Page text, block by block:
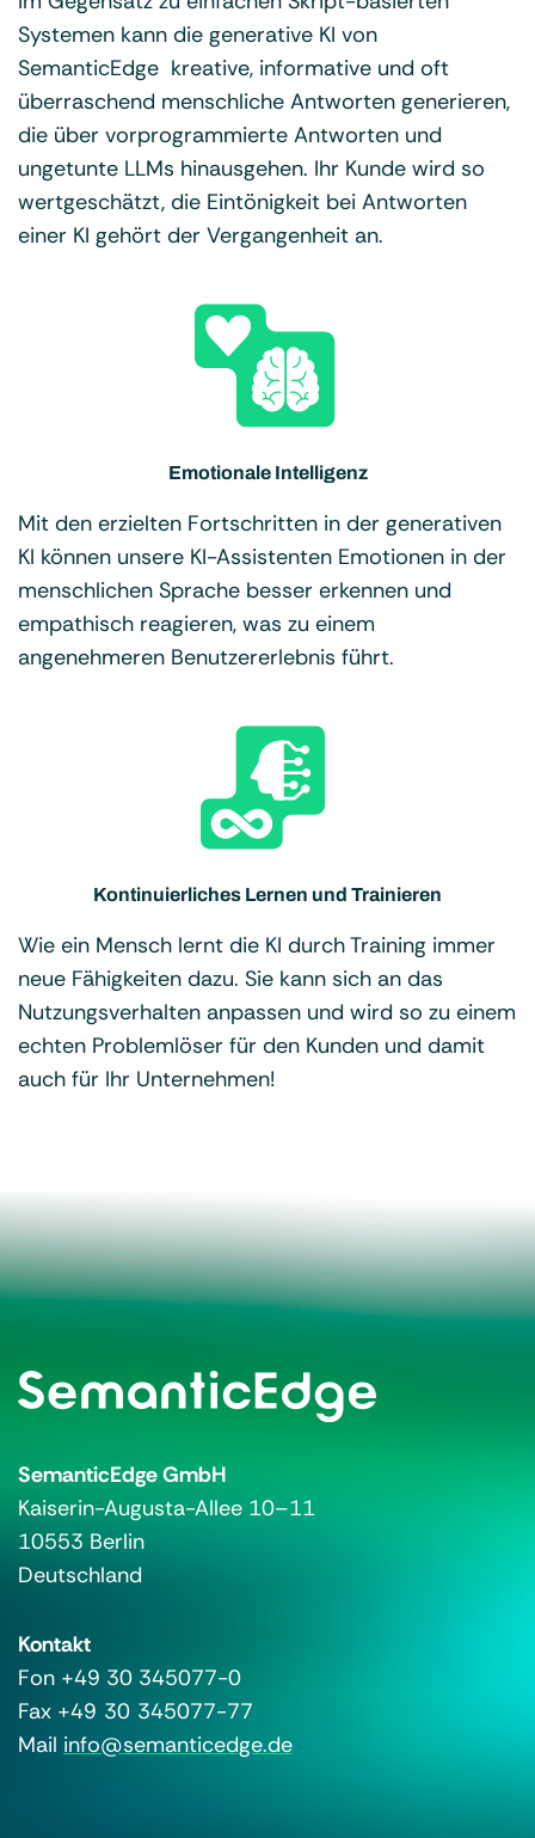
Systemen kann die generative KI von
SemanticEdge kreative, informative und oft
überraschend menschliche Antworten generieren,
die über vorprogrammierte Antworten und
ungetunte LLMs hinausgehen. Ihr Kunde wird so
wertgeschätzt, die Eintönigkeit bei Antworten
einer KI gehört der Vergangenheit an.
Emotionale Intelligenz
Mit den erzielten Fortschritten in der generativen
KI können unsere KI-Assistenten Emotionen in der
menschlichen Sprache besser erkennen und
empathisch reagieren, was zu einem
angenehmeren Benutzererlebnis führt.
Kontinuierliches Lernen und Trainieren
Wie ein Mensch lernt die KI durch Training immer
neue Fähigkeiten dazu. Sie kann sich an das
Nutzungsverhalten anpassen und wird so zu einem
echten Problemlöser für den Kunden und damit
auch für Ihr Unternehmen!
SemanticEdge GmbH
Kaiserin-Augusta-Allee 10–11
10553 Berlin
Deutschland
Kontakt
Fon +49 30 345077-0
Fax +49 30 345077-77
Mail info@semanticedge.de